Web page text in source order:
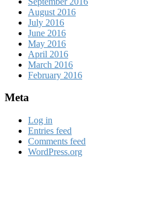
August 2016
July 2016
June 2016
May 2016
April 2016
March 2016
February 2016
Meta
Log in
Entries feed
Comments feed
WordPress.org